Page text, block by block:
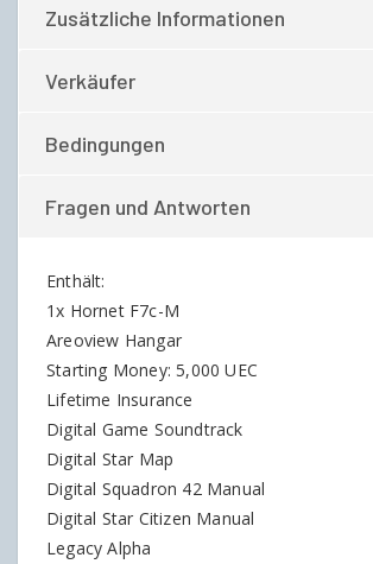
Zusätzliche Informationen
Verkäufer
Bedingungen
Fragen und Antworten
Enthält:
1x Hornet F7c-M
Areoview Hangar
Starting Money: 5,000 UEC
Lifetime Insurance
Digital Game Soundtrack
Digital Star Map
Digital Squadron 42 Manual
Digital Star Citizen Manual
Legacy Alpha